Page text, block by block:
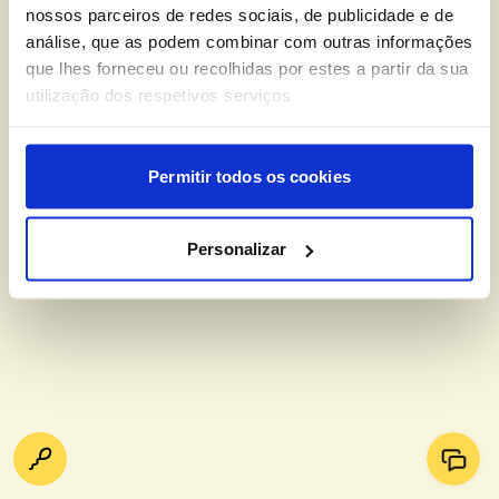
nossos parceiros de redes sociais, de publicidade e de
análise, que as podem combinar com outras informações
que lhes forneceu ou recolhidas por estes a partir da sua
utilização dos respetivos serviços
Permitir todos os cookies
Personalizar